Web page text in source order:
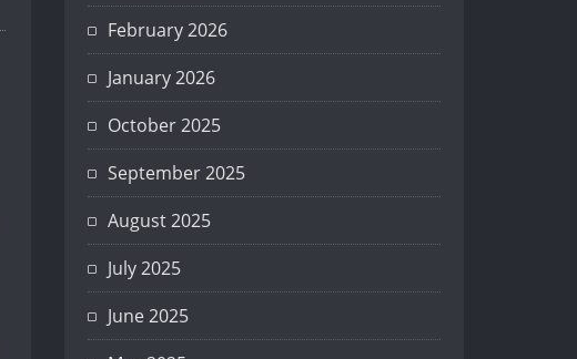
February 2026
January 2026
October 2025
September 2025
August 2025
July 2025
June 2025